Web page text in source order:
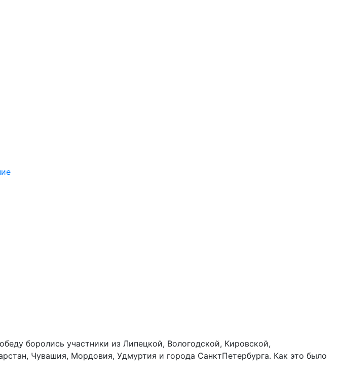
боролись участники из Липецкой, Вологодской, Кировской,
Чувашия, Мордовия, Удмуртия и города СанктПетербурга. Как это было